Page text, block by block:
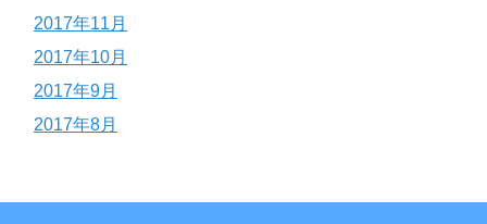
2017年11月
2017年10月
2017年9月
2017年8月